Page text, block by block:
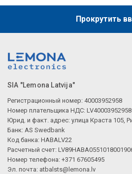
Прокрутить
SIA "Lemona Latvija"
Регистрационный номер: 40003952958
Номер плательщика НДС: LV40003952958
Юрид. и факт. адрес: улица Краста 105,
Банк: AS Swedbank
Код банка: HABALV22
Расчетный счет:
Номер телефона: +371 67605495
Эл. почта: atbalsts@lemona.lv